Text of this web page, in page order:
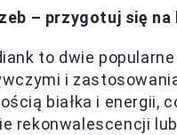
– przygotuj się na
to dwie
i
białka i energii,
rekonwalescencji